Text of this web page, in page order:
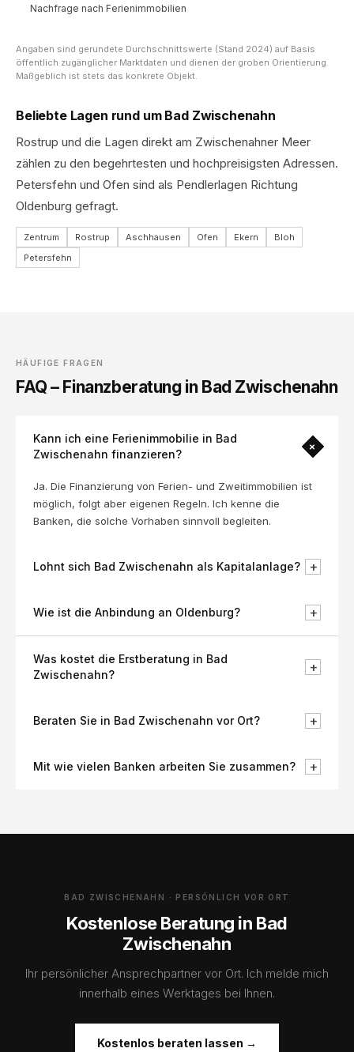
Nachfrage nach Ferienimmobilien
Angaben sind gerundete Durchschnittswerte (Stand 2024) auf Basis
öffentlich zugänglicher Marktdaten und dienen der groben Orientierung.
Maßgeblich ist stets das konkrete Objekt.
Beliebte Lagen rund um Bad Zwischenahn
Rostrup und die Lagen direkt am Zwischenahner Meer
zählen zu den begehrtesten und hochpreisigsten Adressen.
Petersfehn und Ofen sind als Pendlerlagen Richtung
Oldenburg gefragt.
Zentrum Rostrup Aschhausen Ofen Ekern
Bloh
Petersfehn
HÄUFIGE FRAGEN
FAQ – Finanzberatung in Bad Zwischenahn
Kann ich eine Ferienimmobilie in Bad
Zwischenahn finanzieren?
+
Ja. Die Finanzierung von Ferien- und Zweitimmobilien ist
möglich, folgt aber eigenen Regeln. Ich kenne die
Banken, die solche Vorhaben sinnvoll begleiten.
Lohnt sich Bad Zwischenahn als Kapitalanlage? +
Wie ist die Anbindung an Oldenburg? +
Was kostet die Erstberatung in Bad
Zwischenahn?
+
Beraten Sie in Bad Zwischenahn vor Ort? +
Mit wie vielen Banken arbeiten Sie zusammen? +
BAD ZWISCHENAHN · PERSÖNLICH VOR ORT
Kostenlose Beratung in Bad
Zwischenahn
Ihr persönlicher Ansprechpartner vor Ort. Ich melde mich
innerhalb eines Werktages bei Ihnen.
Kostenlos beraten lassen →